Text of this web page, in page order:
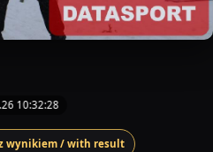
10:32:28
wynikiem / with result